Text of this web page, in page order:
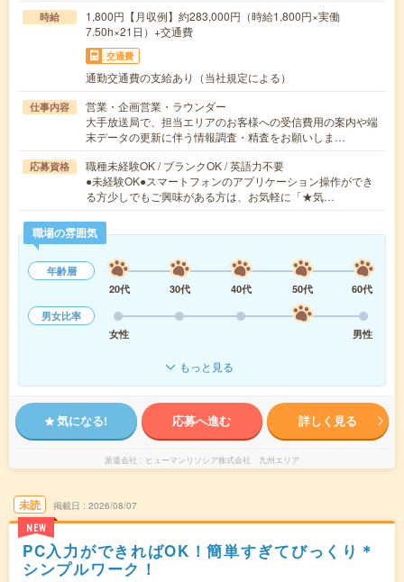
時給
1,800円【月収例】約283,000円（時給1,800円×実働
7.50h×21日）+交通費
交通費
通勤交通費の支給あり（当社規定による）
仕事内容
営業・企画営業・ラウンダー
大手放送局で、担当エリアのお客様への受信費用の案内や端
末データの更新に伴う情報調査・精査をお願いしま…
応募資格
職種未経験OK / ブランクOK / 英語力不要
●未経験OK●スマートフォンのアプリケーション操作ができ
る方少しでもご興味がある方は、お気軽に「★気…
職場の雰囲気
年齢層
20代
30代 40代 50代
60代
男女比率
女性
男性
もっと見る
気になる! 応募へ進む 詳しく見る
派遣会社 ヒューマンリソシア株式会社 九州エリア
未読
NEW
掲載日 2026/08/07
PC入力ができればOK！簡単すぎてびっくり＊
シンプルワーク！